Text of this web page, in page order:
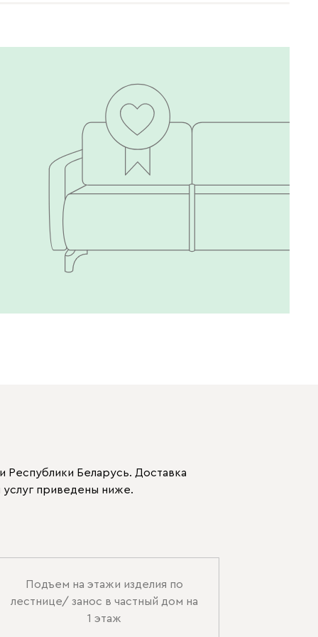
Беларусь. Доставка
услуг приведены ниже.
Подъем на этажи изделия по
лестнице/ занос в частный дом на
1 этаж